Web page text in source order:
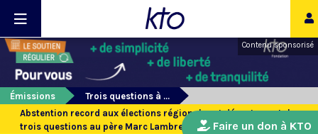
Contenu sponsorisé
Émissions
Trois questions à ...
Abstention record aux élections régionales et départementales :
trois questions au père Marc Lambret
Faire un don à KTO